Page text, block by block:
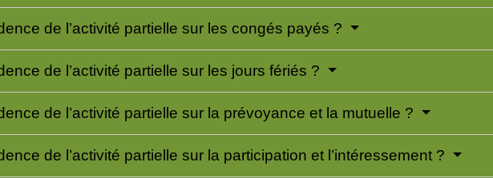
de l’activité partielle sur les congés payés ?
de l’activité partielle sur les jours fériés ?
de l’activité partielle sur la prévoyance et la mutuelle ?
de l’activité partielle sur la participation et l’intéressement ?